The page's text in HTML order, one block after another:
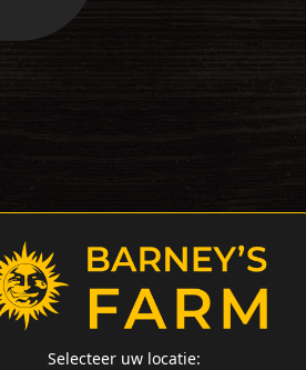
Wietsoort Zaden
Cannabis Cup Winaars
Selecteer uw locatie: